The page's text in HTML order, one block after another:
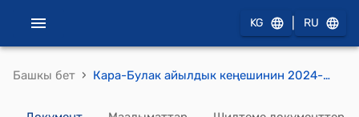
KG RU
Башкы бет › Кара-Булак айылдык кеңешинин 2024-жылдын 6-февралындагы №46 "Кара-Булак айылдык кеңешинин регламент, депутаттык этика, мандат жана мыйзамдуулук укук тартибин чыңдоо, жарандардын укуктарын жана кызыкчылыгын коргоо боюнча туруктуу комиссиясынын курамына өзгөртүүлөрдү киргизүү жөнүндө" токтому